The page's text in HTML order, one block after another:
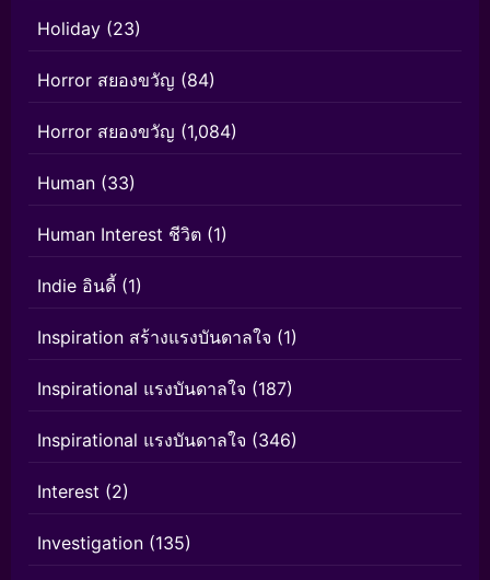
Holiday (23)
Horror สยองขวัญ (84)
Horror สยองขวัญ (1,084)
Human (33)
Human Interest ชีวิต (1)
Indie อินดี้ (1)
Inspiration สร้างแรงบันดาลใจ (1)
Inspirational แรงบันดาลใจ (187)
Inspirational แรงบันดาลใจ (346)
Interest (2)
Investigation (135)